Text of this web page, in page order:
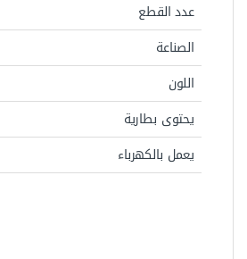
عدد القطع
الصناعة
اللون
يحتوى بطارية
يعمل بالكهرباء